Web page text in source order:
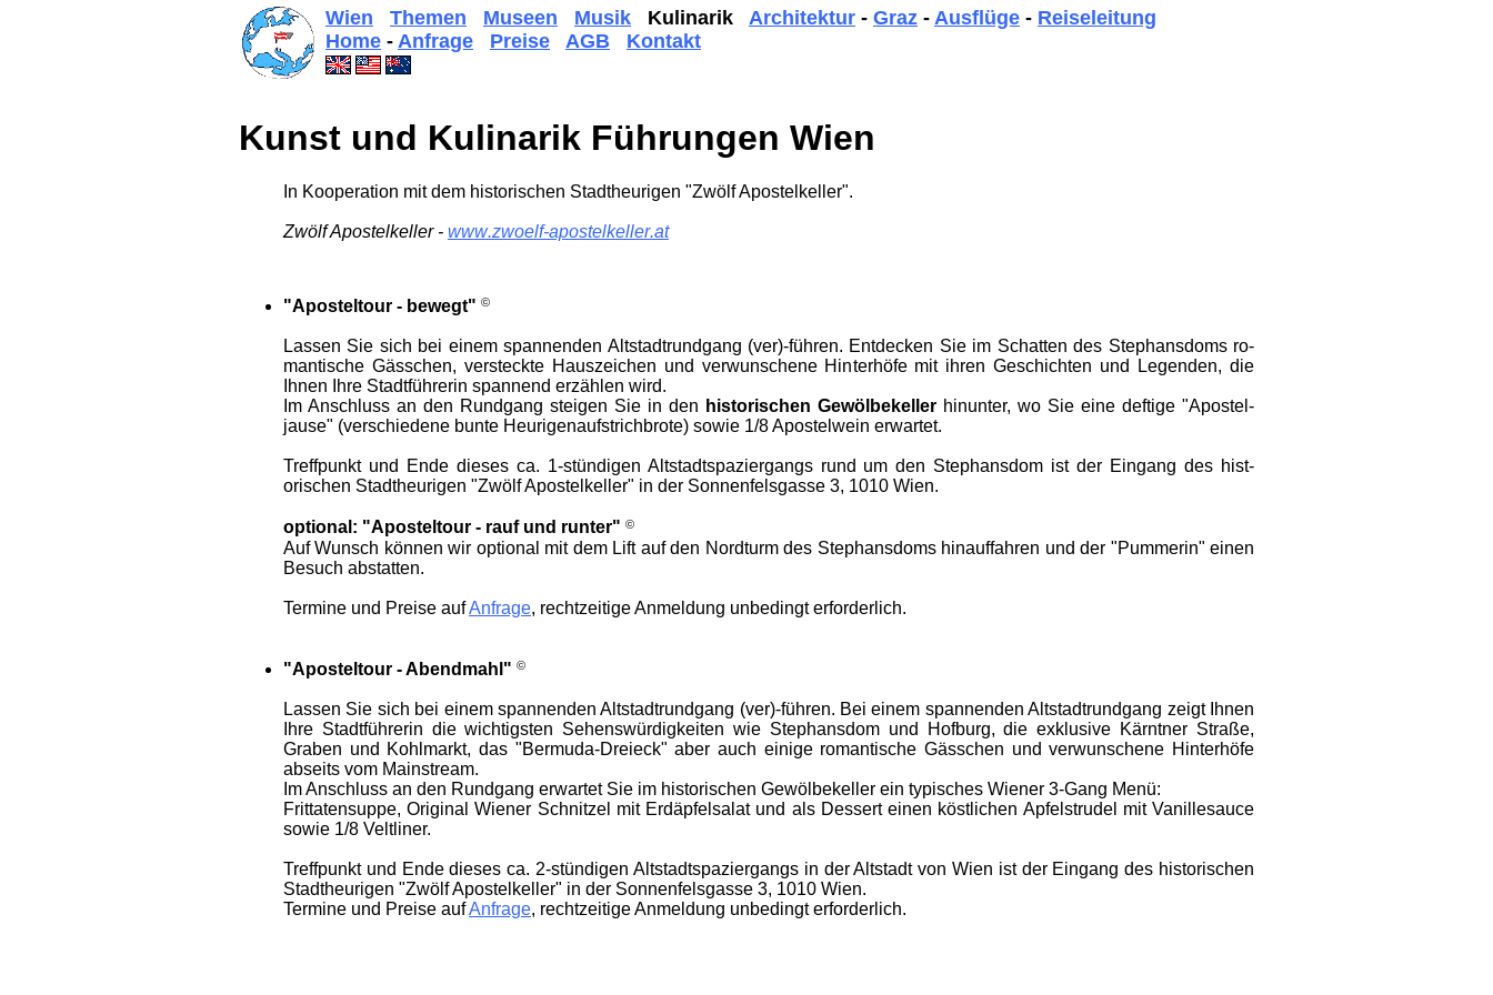
Wien Themen Museen Musik Kulinarik Architektur - Graz - Ausflüge - Reiseleitung
Home - Anfrage Preise AGB Kontakt
Kunst und Kuli­narik Führ­ung­en Wien
In Ko­opera­tion mit dem histor­ischen Stadt­heurigen "Zwölf Apostel­keller".
Zwölf Apostel­keller - www.zwoelf-apostelkeller.at
"Apostel­tour - bewegt" ©
Lassen Sie sich bei einem spannenden Altstadt­rund­gang (ver)-führen. Ent­decken Sie im Schatten des Stephans­doms ro­
mantische Gässchen, ver­steckte Haus­zeichen und ver­wunschene Hinter­höfe mit ihren Geschicht­en und Legenden, die
Ihnen Ihre Stadt­führerin spannend erzählen wird.
Im Anschluss an den Rund­gang steigen Sie in den hist­orisch­en Gewölbe­keller hinunter, wo Sie eine deftige "Apostel­
jause" (ver­schiedene bunte Heu­rigen­aufstrich­brote) sowie 1/8 Apostel­wein er­wartet.
Treff­punkt und Ende dieses ca. 1-stündigen Alt­stadt­spazier­gangs rund um den Stephans­dom ist der Ein­gang des hist­
orischen Stadt­heurigen "Zwölf Apostel­keller" in der Sonnen­fels­gasse 3, 1010 Wien.
optional: "Apostel­tour - rauf und runter" ©
Auf Wunsch können wir optional mit dem Lift auf den Nord­turm des Stephans­doms hinauf­fahren und der "Pummerin" einen
Besuch abstatten.
Termine und Preise aufAnfrage, recht­zeitige Anmeldung un­bedingt erforder­lich.
"Apostel­tour - Abend­mahl" ©
Lassen Sie sich bei einem spannenden Alt­stadt­rund­gang (ver)-führen. Bei einem spannenden Alt­stadt­rund­gang zeigt Ihnen
Ihre Stadt­führerin die wichtigsten Sehens­würdig­keiten wie Stephans­dom und Hof­burg, die exklusive Kärntner Straße,
Graben und Kohl­markt, das "Bermuda-Drei­eck" aber auch einige romant­ische Gässchen und ver­wunschene Hinte­rhöfe
abseits vom Main­stream.
Im Anschluss an den Rund­gang erwartet Sie im historischen Gewölbe­keller ein typisches Wiener 3-Gang Menü:
Frittaten­suppe, Original Wiener Schnitzel mit Erd­äpfel­salat und als Dessert einen köst­lichen Apfel­strudel mit Vanille­sauce
sowie 1/8 Veltliner.
Treff­punkt und Ende dieses ca. 2-stündigen Alt­stadt­spazier­gangs in der Alt­stadt von Wien ist der Eingang des historischen
Stadt­heurigen "Zwölf Apostel­keller" in der Sonnen­fels­gasse 3, 1010 Wien.
Termine und Preise aufAnfrage, recht­zeitige Anm­eldung unbedingt erforder­lich.